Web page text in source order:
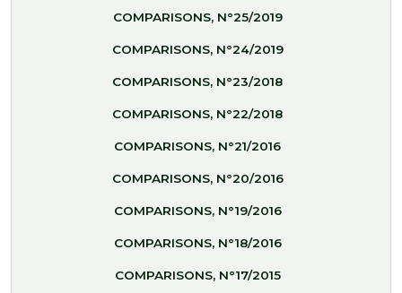
COMPARISONS, N°25/2019
COMPARISONS, N°24/2019
COMPARISONS, N°23/2018
COMPARISONS, N°22/2018
COMPARISONS, N°21/2016
COMPARISONS, N°20/2016
COMPARISONS, N°19/2016
COMPARISONS, N°18/2016
COMPARISONS, N°17/2015